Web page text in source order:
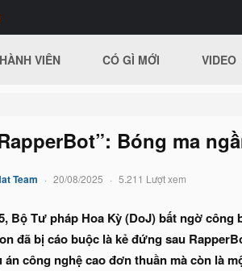
VIÊN CÓ GÌ MỚI VIDEO
Bóng ma
Team 20/08/2025 5.211 Lượt xem
Bộ Tư pháp Hoa Kỳ (DoJ) bất ngờ
đã bị cáo buộc là kẻ đứng sau
án công nghệ cao đơn thuần mà còn là